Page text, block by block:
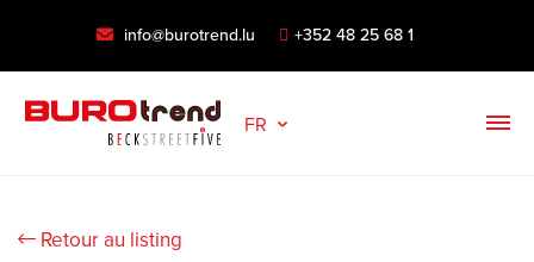
info@burotrend.lu +352 48 25 68 1
FR
Retour au listing